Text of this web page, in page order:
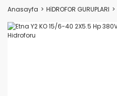
Anasayfa HİDROFOR GURUPLARI